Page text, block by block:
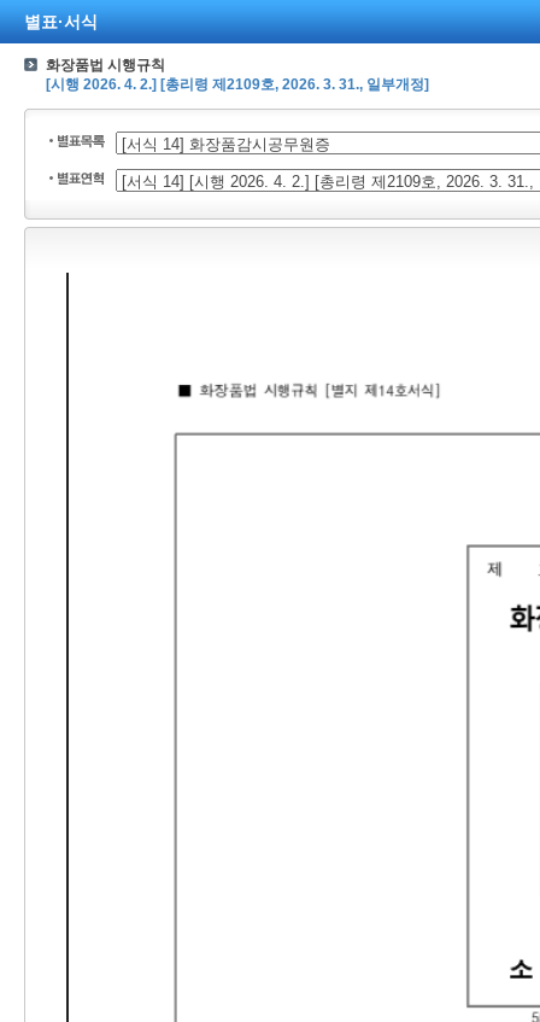
별표·서식
화장품법 시행규칙
[시행 2026. 4. 2.] [총리령 제2109호, 2026. 3. 31., 일부개정]